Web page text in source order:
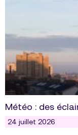
Météo : des
24 juillet 2026